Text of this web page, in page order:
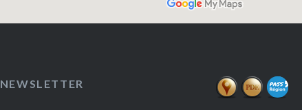
NEWSLETTER